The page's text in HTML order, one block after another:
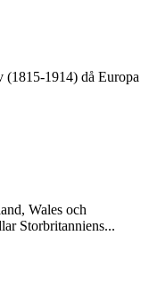
(1815-1914) då Europa
Wales och
Storbritanniens...